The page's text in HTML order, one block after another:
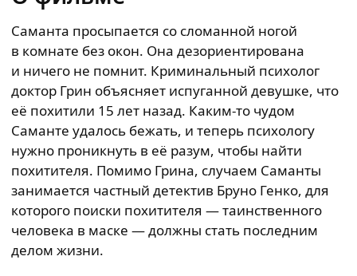
Саманта просыпается со сломанной ногой
в комнате без окон. Она дезориентирована
и ничего не помнит. Криминальный психолог
доктор Грин объясняет испуганной девушке, что
её похитили 15 лет назад. Каким-то чудом
Саманте удалось бежать, и теперь психологу
нужно проникнуть в её разум, чтобы найти
похитителя. Помимо Грина, случаем Саманты
занимается частный детектив Бруно Генко, для
которого поиски похитителя — таинственного
человека в маске — должны стать последним
делом жизни.